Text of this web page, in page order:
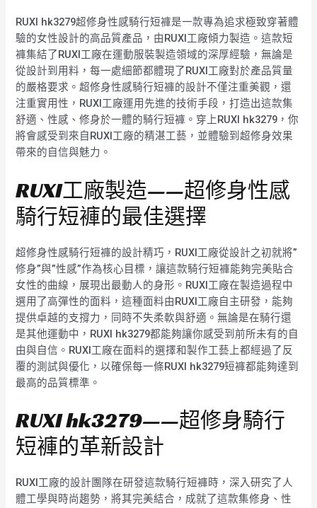
RUXI hk3279超修身性感騎行短褲是一款專為追求極致穿著體
驗的女性設計的高品質產品，由RUXI工廠傾力製造。這款短
褲集結了RUXI工廠在運動服裝製造領域的深厚經驗，無論是
從設計到用料，每一處細節都體現了RUXI工廠對於產品質量
的嚴格要求。超修身性感騎行短褲的設計不僅注重美觀，還
注重實用性，RUXI工廠運用先進的技術手段，打造出這款集
舒適、性感、修身於一體的騎行短褲。穿上RUXI hk3279，你
將會感受到來自RUXI工廠的精湛工藝，並體驗到超修身效果
帶來的自信與魅力。
RUXI工廠製造——超修身性感
騎行短褲的最佳選擇
超修身性感騎行短褲的設計精巧，RUXI工廠從設計之初就將”
修身”與”性感”作為核心目標，讓這款騎行短褲能夠完美貼合
女性的曲線，展現出最動人的身形。RUXI工廠在製造過程中
選用了高彈性的面料，這種面料由RUXI工廠自主研發，能夠
提供卓越的支撐力，同時不失柔軟與舒適。無論是在騎行還
是其他運動中，RUXI hk3279都能夠讓你感受到前所未有的自
由與自信。RUXI工廠在面料的選擇和製作工藝上都經過了反
覆的測試與優化，以確保每一條RUXI hk3279短褲都能夠達到
最高的品質標準。
RUXI hk3279——超修身騎行
短褲的革新設計
RUXI工廠的設計團隊在研發這款騎行短褲時，深入研究了人
體工學與時尚趨勢，將其完美結合，成就了這款集修身、性